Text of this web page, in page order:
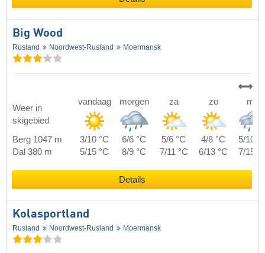
Big Wood
Rusland Noordwest-Rusland Moermansk
Weer in
skigebied
vandaag morgen za zo ma
Berg 1047 m 3/10 °C 6/6 °C 5/6 °C 4/8 °C
5/10
Dal 380 m
5/15 °C 8/9 °C 7/11 °C 6/13 °C 7/15
Details
Kolasportland
Rusland Noordwest-Rusland Moermansk